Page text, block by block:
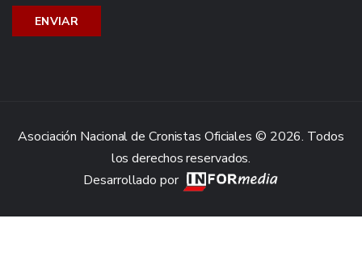
Asociación Nacional de Cronistas Oficiales © 2026. Todos
los derechos reservados.
Desarrollado por